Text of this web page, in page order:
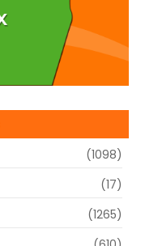
(1098)
(17)
(1265)